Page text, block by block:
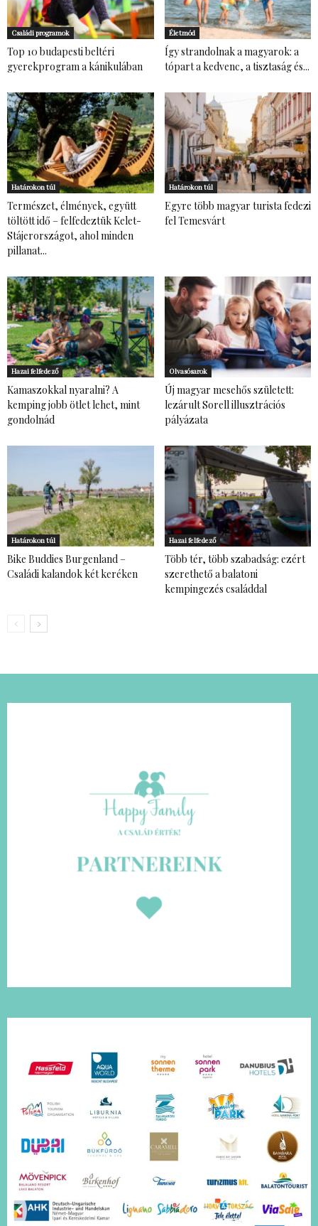
Családi programok
Top 10 budapesti beltéri
gyerekprogram a kánikulában
Életmód
Így strandolnak a magyarok: a
tópart a kedvenc, a tisztaság és...
Határokon túl
Természet, élmények, együtt
töltött idő – felfedeztük Kelet-
Stájerországot, ahol minden
pillanat...
Határokon túl
Egyre több magyar turista fedezi
fel Temesvárt
Hazai felfedező
Kamaszokkal nyaralni? A
kemping jobb ötlet lehet, mint
gondolnád
Olvasósarok
Új magyar mesehős született:
lezárult Sorell illusztrációs
pályázata
Határokon túl
Bike Buddies Burgenland –
Családi kalandok két keréken
Hazai felfedező
Több tér, több szabadság: ezért
szerethető a balatoni
kempingezés családdal